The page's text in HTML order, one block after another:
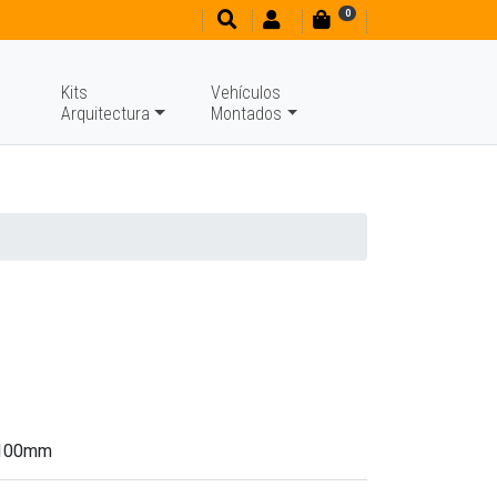
0
Kits
Arquitectura
Vehículos
Montados